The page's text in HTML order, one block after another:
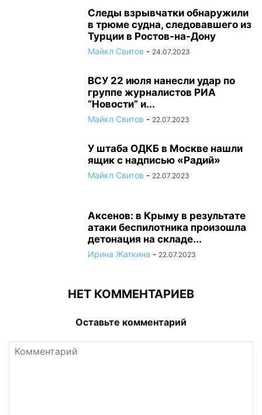
Следы взрывчатки обнаружили
в трюме судна, следовавшего из
Турции в Ростов-на-Дону
Майкл Свитов - 24.07.2023
ВСУ 22 июля нанесли удар по
группе журналистов РИА
“Новости” и...
Майкл Свитов - 22.07.2023
У штаба ОДКБ в Москве нашли
ящик с надписью «Радий»
Майкл Свитов - 22.07.2023
Аксенов: в Крыму в результате
атаки беспилотника произошла
детонация на складе...
Ирина Жаткина - 22.07.2023
НЕТ КОММЕНТАРИЕВ
Оставьте комментарий